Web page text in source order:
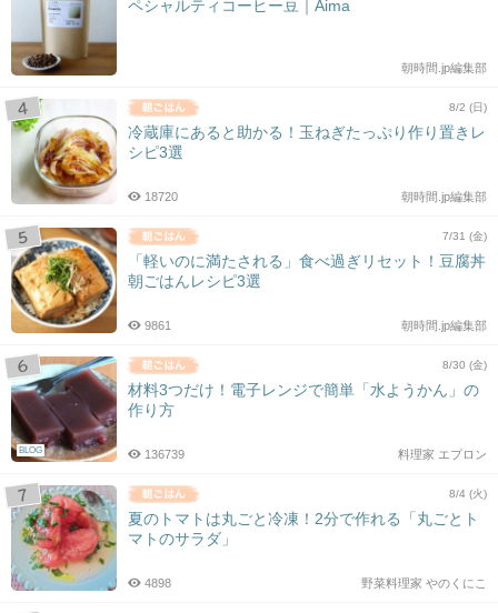
ペシャルティコーヒー豆｜Aima
朝時間.jp編集部
8/2 (日)
冷蔵庫にあると助かる！玉ねぎたっぷり作り置きレ
シピ3選
朝時間.jp編集部
18720
7/31 (金)
「軽いのに満たされる」食べ過ぎリセット！豆腐丼
朝ごはんレシピ3選
朝時間.jp編集部
9861
BLOG
8/30 (金)
材料3つだけ！電子レンジで簡単「水ようかん」の
作り方
料理家 エプロン
136739
8/4 (火)
夏のトマトは丸ごと冷凍！2分で作れる「丸ごとト
マトのサラダ」
野菜料理家 やのくにこ
4898